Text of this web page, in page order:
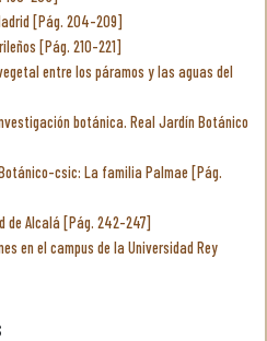
[Pág. 204-209]
[Pág. 210-221]
entre los páramos y las aguas del
botánica. Real Jardín Botánico
csic: La familia Palmae [Pág.
de Alcalá [Pág. 242-247]
en el campus de la Universidad Rey